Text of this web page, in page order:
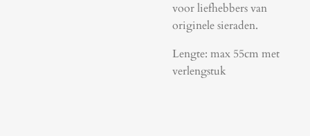
voor liefhebbers van
originele sieraden.
Lengte: max 55cm met
verlengstuk